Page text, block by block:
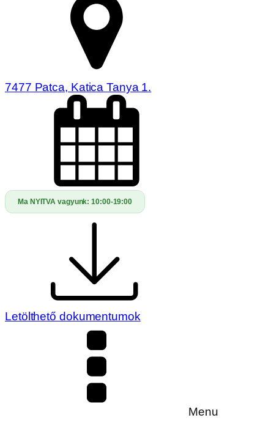
7477 Patca, Katica Tanya 1.
Ma NYITVA vagyunk:10:00-19:00
Letölthető dokumentumok
Menu